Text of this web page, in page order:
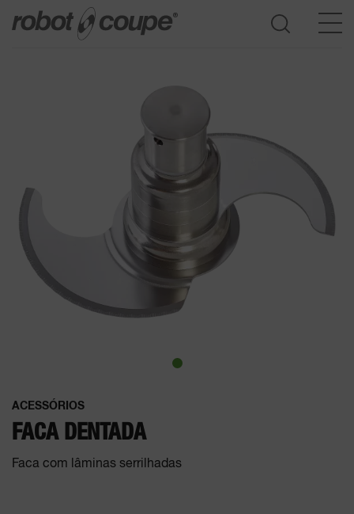
ACESSÓRIOS
FACA DENTADA
Faca com lâminas serrilhadas
Acesso ao guia de seleção